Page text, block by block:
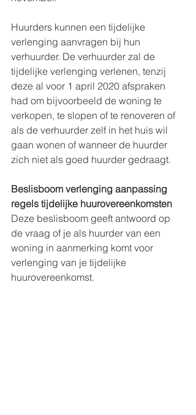
Huurders kunnen een tijdelijke
verlenging aanvragen bij hun
verhuurder. De verhuurder zal de
tijdelijke verlenging verlenen, tenzij
deze al voor 1 april 2020 afspraken
had om bijvoorbeeld de woning te
verkopen, te slopen of te renoveren of
als de verhuurder zelf in het huis wil
gaan wonen of wanneer de huurder
zich niet als goed huurder gedraagt.
Beslisboom verlenging aanpassing
regels tijdelijke huurovereenkomsten
Deze beslisboom geeft antwoord op
de vraag of je als huurder van een
woning in aanmerking komt voor
verlenging van je tijdelijke
huurovereenkomst.